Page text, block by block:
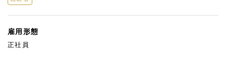
雇用形態
正社員